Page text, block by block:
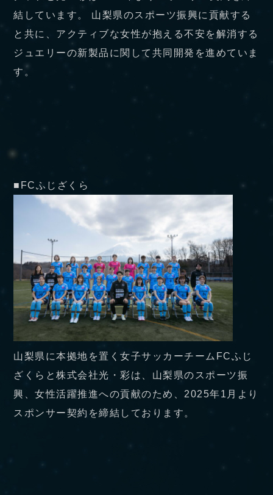
結しています。 山梨県のスポーツ振興に貢献する
と共に、アクティブな女性が抱える不安を解消する
ジュエリーの新製品に関して共同開発を進めていま
す。
■FCふじざくら
山梨県に本拠地を置く女子サッカーチームFCふじ
ざくらと株式会社光・彩は、山梨県のスポーツ振
興、女性活躍推進への貢献のため、2025年1月より
スポンサー契約を締結しております。